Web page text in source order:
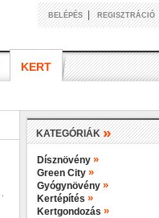
BELÉPÉS| REGISZTRÁCIÓ
KERT
KATEGÓRIÁK»
Dísznövény »
Green City »
Gyógynövény »
Kertépítés »
Kertgondozás »